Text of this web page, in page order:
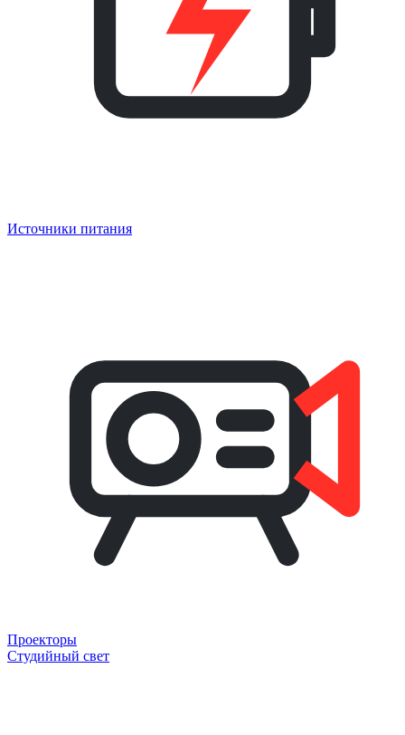
Источники питания
Проекторы
Студийный свет